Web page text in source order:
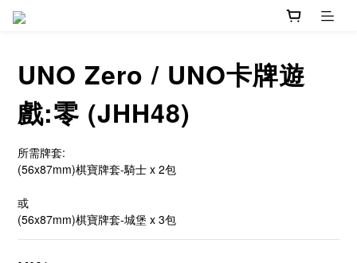
UNO Zero / UNO卡牌遊
戲:零 (JHH48)
所需牌套:
(56x87mm)棋寶牌套-騎士 x 2包
或
(56x87mm)棋寶牌套-城堡 x 3包